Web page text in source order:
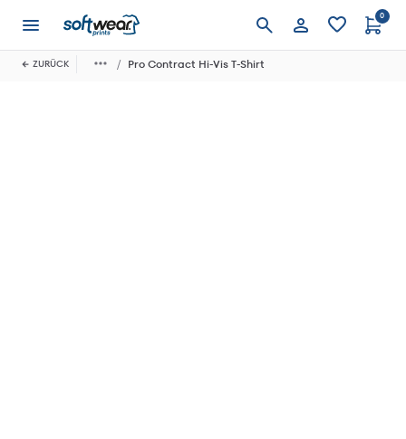
Anmelden
0
ZURÜCK Pro Contract Hi-Vis T-Shirt